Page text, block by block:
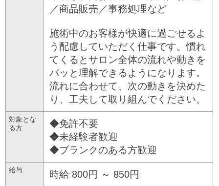
／商品販売／事務処理など
施術中のお客様が快適に過ごせるよ
う配慮していただく仕事です。慣れ
てくるとサロン全体の流れや動きを
パッと理解できるようになります。
流れに合わせて、次の動きを決めた
り、工夫して取り組んでください。
対象とな
る方
◆免許不要
◆未経験者歓迎
◆ブランクのある方歓迎
給与 時給 800円 ～ 850円